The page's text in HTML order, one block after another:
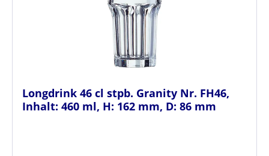
Longdrink 46 cl stpb. Granity Nr. FH46,
Inhalt: 460 ml, H: 162 mm, D: 86 mm